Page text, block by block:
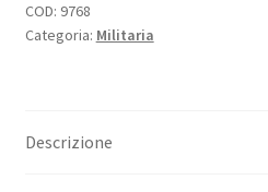
COD: 9768
Categoria: Militaria
Descrizione